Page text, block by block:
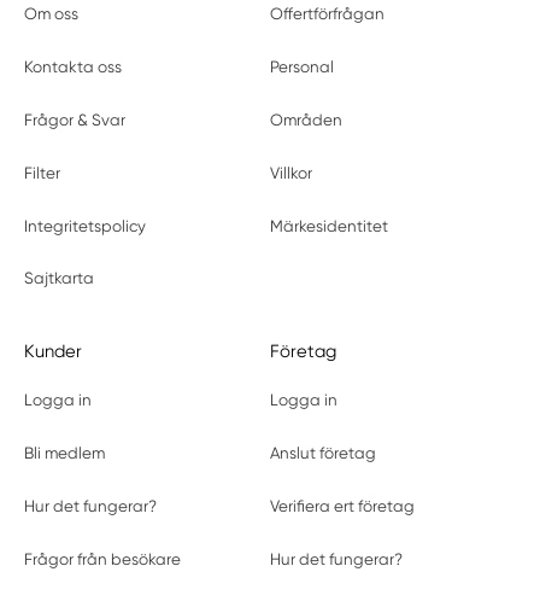
Om oss Offertförfrågan
Kontakta oss Personal
Frågor & Svar Områden
Filter Villkor
Integritetspolicy Märkesidentitet
Sajtkarta
Kunder
Logga in
Bli medlem
Hur det fungerar?
Frågor från besökare
Företag
Logga in
Anslut företag
Verifiera ert företag
Hur det fungerar?